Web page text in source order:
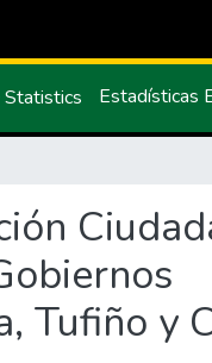
Statistics Estadísticas
Tufiño y